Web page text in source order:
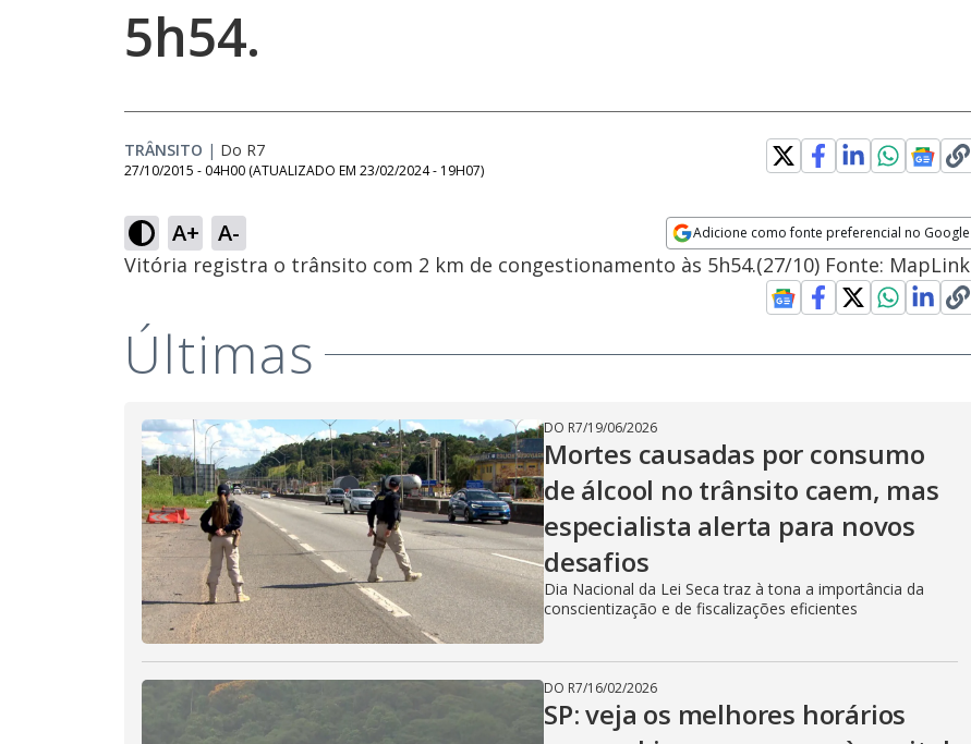
5h54.
TRÂNSITO | Do R7
27/10/2015 - 04H00 (ATUALIZADO EM 23/02/2024 - 19H07)
A+ A- Adicione como fonte preferencial no Google
Opens in new window
Vitória registra o trânsito com 2 km de congestionamento às 5h54.(27/10) Fonte: MapLink
Últimas
DO R7/19/06/2026
Mortes causadas por consumo
de álcool no trânsito caem, mas
especialista alerta para novos
desafios
Dia Nacional da Lei Seca traz à tona a importância da
conscientização e de fiscalizações eficientes
DO R7/16/02/2026
SP: veja os melhores horários